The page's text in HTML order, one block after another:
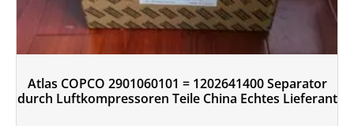
Atlas COPCO 2901060101 = 1202641400 Separator
durch Luftkompressoren Teile China Echtes Lieferant